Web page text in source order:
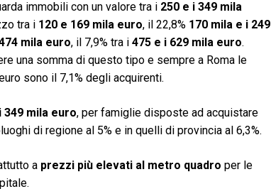
immobili con un valore tra i 250 e i 349 mila
tra i 120 e 169 mila euro, il 22,8% 170 mila e i 249
mila euro, il 7,9% tra i 475 e i 629 mila euro.
una somma di questo tipo e sempre a Roma le
sono il 7,1% degli acquirenti.
349 mila euro, per famiglie disposte ad acquistare
di regione al 5% e in quelli di provincia al 6,3%.
a prezzi più elevati al metro quadro per le